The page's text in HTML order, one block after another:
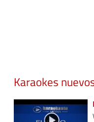
Karaokes